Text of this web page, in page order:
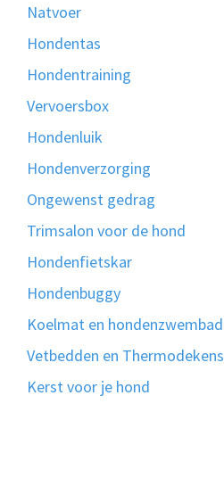
Natvoer
Hondentas
Hondentraining
Vervoersbox
Hondenluik
Hondenverzorging
Ongewenst gedrag
Trimsalon voor de hond
Hondenfietskar
Hondenbuggy
Koelmat en hondenzwembad
Vetbedden en Thermodekens
Kerst voor je hond